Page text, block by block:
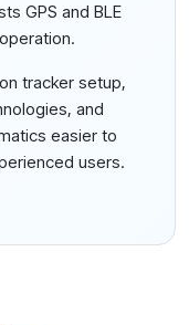
GPS and BLE
tracker setup,
and
easier to
users.